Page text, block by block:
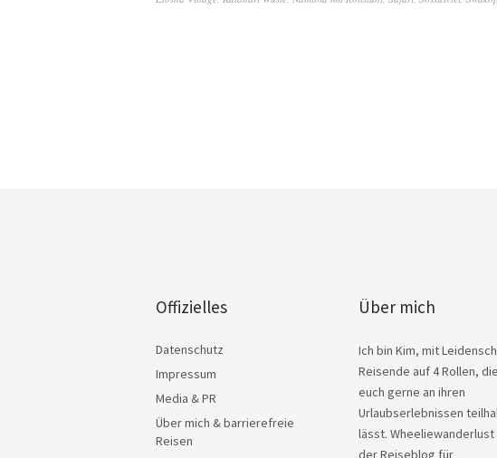
Offizielles
Datenschutz
Impressum
Media & PR
Über mich & barrierefreie
Reisen
Über mich
Ich bin Kim, mit
Reisende auf 4 Rollen, die
euch gerne an ihren
Urlaubserlebnissen
lässt.
der Reiseblog für